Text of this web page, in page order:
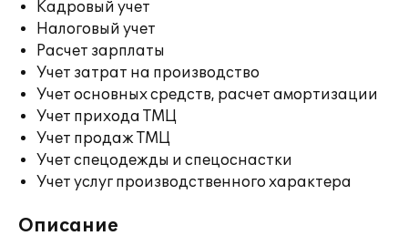
Кадровый учет
Налоговый учет
Расчет зарплаты
Учет затрат на производство
Учет основных средств, расчет амортизации
Учет прихода ТМЦ
Учет продаж ТМЦ
Учет спецодежды и спецоснастки
Учет услуг производственного характера
Описание